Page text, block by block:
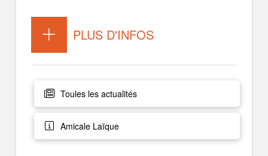
PLUS D'INFOS
Toules les actualités
Amicale Laïque